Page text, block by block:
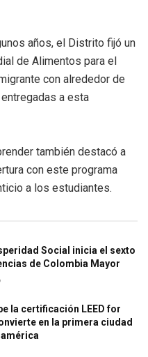
años, el Distrito fijó un
de Alimentos para el
con alrededor de
a esta
también destacó a
con este programa
a los estudiantes.
Social inicia el sexto
de Colombia Mayor
la certificación LEED for
en la primera ciudad